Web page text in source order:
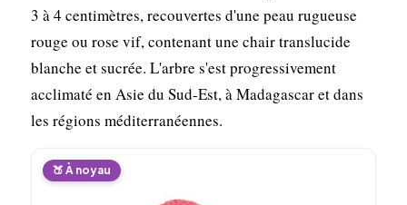
3 à 4 centimètres, recouvertes d'une peau rugueuse
rouge ou rose vif, contenant une chair translucide
blanche et sucrée. L'arbre s'est progressivement
acclimaté en Asie du Sud-Est, à Madagascar et dans
les régions méditerranéennes.
🍑 À noyau